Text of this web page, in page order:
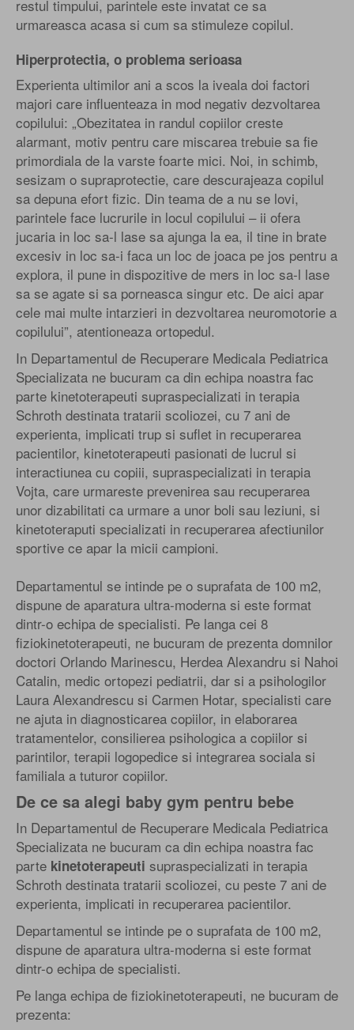
restul timpului, parintele este invatat ce sa
urmareasca acasa si cum sa stimuleze copilul.
Hiperprotectia, o problema serioasa
Experienta ultimilor ani a scos la iveala doi factori
majori care influenteaza in mod negativ dezvoltarea
copilului: „Obezitatea in randul copiilor creste
alarmant, motiv pentru care miscarea trebuie sa fie
primordiala de la varste foarte mici. Noi, in schimb,
sesizam o supraprotectie, care descurajeaza copilul
sa depuna efort fizic. Din teama de a nu se lovi,
parintele face lucrurile in locul copilului – ii ofera
jucaria in loc sa-l lase sa ajunga la ea, il tine in brate
excesiv in loc sa-i faca un loc de joaca pe jos pentru a
explora, il pune in dispozitive de mers in loc sa-l lase
sa se agate si sa porneasca singur etc. De aici apar
cele mai multe intarzieri in dezvoltarea neuromotorie a
copilului”, atentioneaza ortopedul.
In Departamentul de Recuperare Medicala Pediatrica
Specializata ne bucuram ca din echipa noastra fac
parte kinetoterapeuti supraspecializati in terapia
Schroth destinata tratarii scoliozei, cu 7 ani de
experienta, implicati trup si suflet in recuperarea
pacientilor, kinetoterapeuti pasionati de lucrul si
interactiunea cu copiii, supraspecializati in terapia
Vojta, care urmareste prevenirea sau recuperarea
unor dizabilitati ca urmare a unor boli sau leziuni, si
kinetoteraputi specializati in recuperarea afectiunilor
sportive ce apar la micii campioni.
Departamentul se intinde pe o suprafata de 100 m2,
dispune de aparatura ultra-moderna si este format
dintr-o echipa de specialisti. Pe langa cei 8
fiziokinetoterapeuti, ne bucuram de prezenta domnilor
doctori Orlando Marinescu, Herdea Alexandru si Nahoi
Catalin, medic ortopezi pediatrii, dar si a psihologilor
Laura Alexandrescu si Carmen Hotar, specialisti care
ne ajuta in diagnosticarea copiilor, in elaborarea
tratamentelor, consilierea psihologica a copiilor si
parintilor, terapii logopedice si integrarea sociala si
familiala a tuturor copiilor.
De ce sa alegi baby gym pentru bebe
In Departamentul de Recuperare Medicala Pediatrica
Specializata ne bucuram ca din echipa noastra fac
parte kinetoterapeuti supraspecializati in terapia
Schroth destinata tratarii scoliozei, cu peste 7 ani de
experienta, implicati in recuperarea pacientilor.
Departamentul se intinde pe o suprafata de 100 m2,
dispune de aparatura ultra-moderna si este format
dintr-o echipa de specialisti.
Pe langa echipa de fiziokinetoterapeuti, ne bucuram de
prezenta: